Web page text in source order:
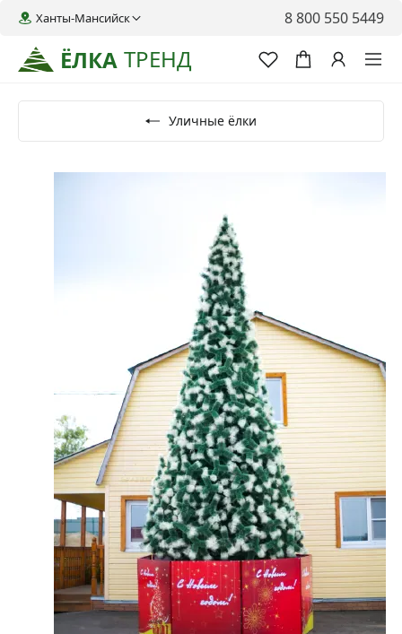
ЁЛКА ТРЕНД
Ханты-Мансийск 8 800 550 5449
Уличные ёлки